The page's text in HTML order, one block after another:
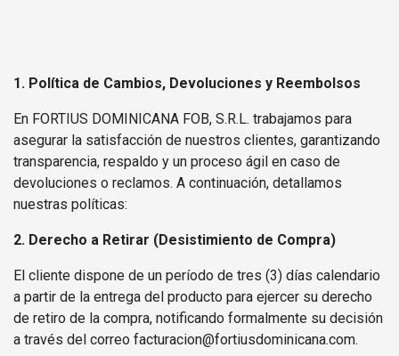
1. Política de Cambios, Devoluciones y Reembolsos
En FORTIUS DOMINICANA FOB, S.R.L. trabajamos para
asegurar la satisfacción de nuestros clientes, garantizando
transparencia, respaldo y un proceso ágil en caso de
devoluciones o reclamos. A continuación, detallamos
nuestras políticas:
2. Derecho a Retirar (Desistimiento de Compra)
El cliente dispone de un período de tres (3) días calendario
a partir de la entrega del producto para ejercer su derecho
de retiro de la compra, notificando formalmente su decisión
a través del correo facturacion@fortiusdominicana.com.